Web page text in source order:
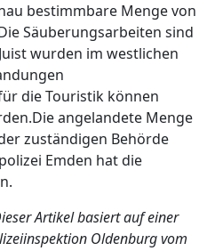
bestimmbare Menge von
Säuberungsarbeiten sind
wurden im westlichen
die Touristik können
angelandete Menge
zuständigen Behörde
Emden hat die
Artikel basiert auf einer
Oldenburg vom